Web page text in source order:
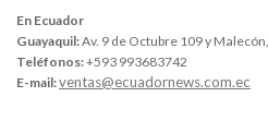
En Ecuador
Guayaquil:Av. 9 de Octubre 109 y
Teléfonos:+593 993683742
E-mail:ventas@ecuadornews.com.ec